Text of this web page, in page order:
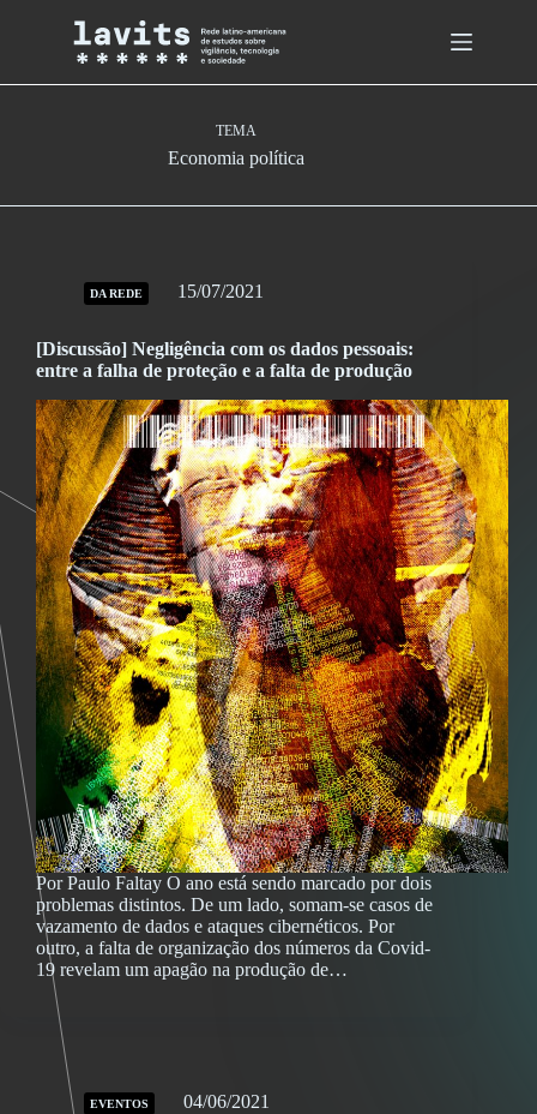
TEMA
Economia política
DA REDE 15/07/2021
[Discussão] Negligência com os dados pessoais:
entre a falha de proteção e a falta de produção
Por Paulo Faltay O ano está sendo marcado por dois
problemas distintos. De um lado, somam-se casos de
vazamento de dados e ataques cibernéticos. Por
outro, a falta de organização dos números da Covid-
19 revelam um apagão na produção de…
EVENTOS 04/06/2021